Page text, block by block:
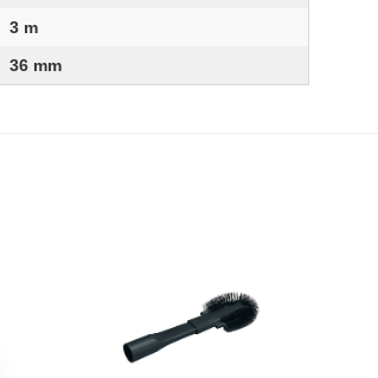
3 m
36 mm